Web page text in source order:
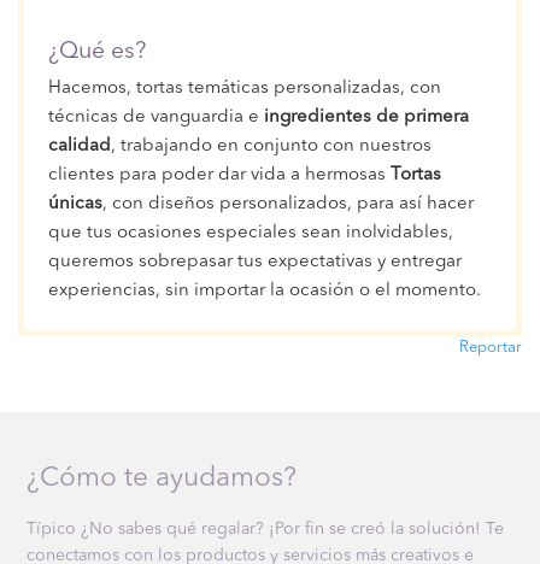
¿Qué es?
Hacemos, tortas temáticas personalizadas, con
técnicas de vanguardia e ingredientes de primera
calidad , trabajando en conjunto con nuestros
clientes para poder dar vida a hermosas
Tortas
únicas, con diseños personalizados, para así hacer
que tus ocasiones especiales sean inolvidables,
queremos sobrepasar tus expectativas y entregar
experiencias, sin importar la ocasión o el momento.
Reportar
¿Cómo te ayudamos?
Típico ¿No sabes qué regalar? ¡Por fin se creó la solución! Te
conectamos con los productos y servicios más creativos e